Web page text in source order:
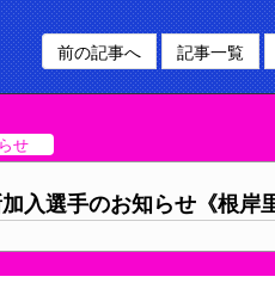
前の記事へ 記事一覧
せ
入選手のお知らせ《根岸